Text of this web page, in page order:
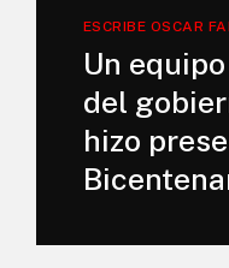
ESCRIBE OSCAR
Un
del
hizo